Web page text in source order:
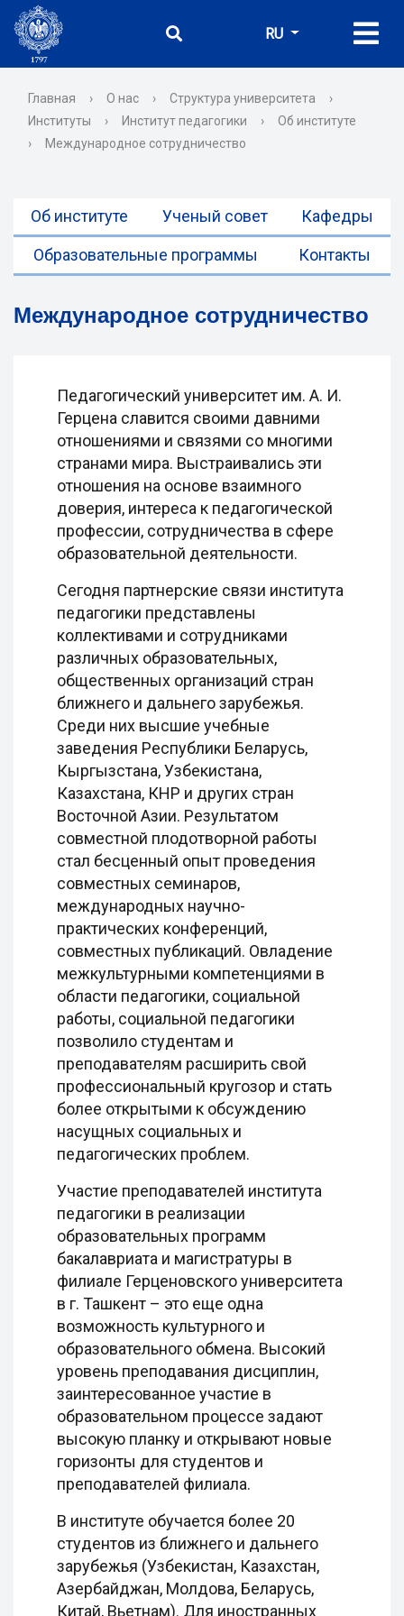
RU
Главная › О нас › Структура университета
›
Институты
› Институт педагогики ›
Об институте
›
Международное сотрудничество
Об институте Ученый совет Кафедры
Образовательные программы Контакты
Международное сотрудничество
Педагогический университет им. А. И.
Герцена славится своими давними
отношениями и связями со многими
странами мира. Выстраивались эти
отношения на основе взаимного
доверия, интереса к педагогической
профессии, сотрудничества в сфере
образовательной деятельности.
Сегодня партнерские связи института
педагогики представлены
коллективами и сотрудниками
различных образовательных,
общественных организаций стран
ближнего и дальнего зарубежья.
Среди них высшие учебные
заведения Республики Беларусь,
Кыргызстана, Узбекистана,
Казахстана, КНР и других стран
Восточной Азии. Результатом
совместной плодотворной работы
стал бесценный опыт проведения
совместных семинаров,
международных научно-
практических конференций,
совместных публикаций. Овладение
межкультурными компетенциями в
области педагогики, социальной
работы, социальной педагогики
позволило студентам и
преподавателям расширить свой
профессиональный кругозор и стать
более открытыми к обсуждению
насущных социальных и
педагогических проблем.
Участие преподавателей института
педагогики в реализации
образовательных программ
бакалавриата и магистратуры в
филиале Герценовского университета
в г. Ташкент – это еще одна
возможность культурного и
образовательного обмена. Высокий
уровень преподавания дисциплин,
заинтересованное участие в
образовательном процессе задают
высокую планку и открывают новые
горизонты для студентов и
преподавателей филиала.
В институте обучается более 20
студентов из ближнего и дальнего
зарубежья (Узбекистан, Казахстан,
Азербайджан, Молдова, Беларусь,
Китай, Вьетнам). Для иностранных